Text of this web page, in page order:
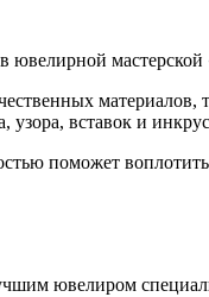
ювелирной
узора, вставок и
поможет воплотить
ювелиром